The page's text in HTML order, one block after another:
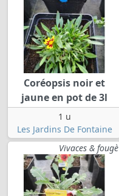
Coréopsis noir et
jaune en pot de 3l
1 u
Les Jardins De Fontaine
Vivaces & fougè